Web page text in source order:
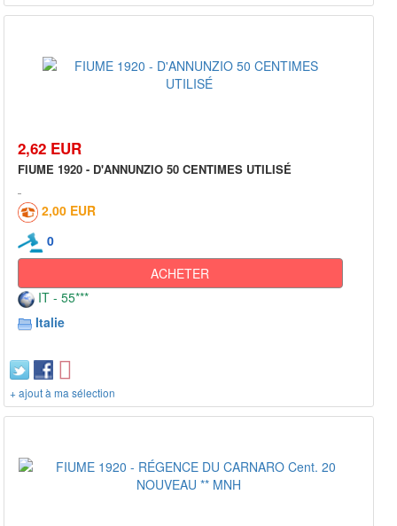
2,62 EUR
FIUME 1920 - D'ANNUNZIO 50 CENTIMES UTILISÉ
2,00 EUR
0
ACHETER
IT - 55***
Italie
+ ajout à ma sélection